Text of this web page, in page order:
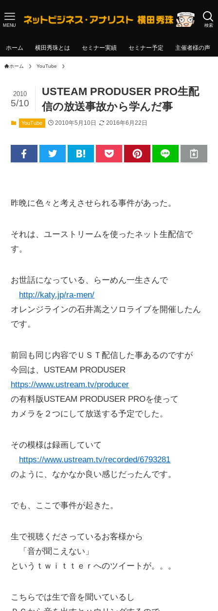
検索
MENU
ホーム 横田秀珠とは セミナー実績 セミナー予定 主催者様の声
ホーム YouTube
USTEAM PRODUSER PRO生配
信の放送事故から学んだ事
2010
5/10
YouTube 2010年5月10日 2016年6月22日
昨晩に色々と考えさせられる事件があった。
それは、ユーストリームを使ったネット生配信で
す。
お世話になっている、らーめん一生さんで
http://katy.jp/ra-men/
オレンジラインの石井嵩之ソロライブを開催したん
です。
前回も同じ内容でＵＳＴ配信した事あるのですが
今回は、USTEAM PRODUSER
https://www.ustream.tv/producer
の有料版USTEAM PRODUSER PROを使って
カメラを２つにして放送する予定でした。
その模様は録画していて
https://www.ustream.tv/recorded/6793281
のように、なかなか良い感じだったんです。
でも、ここで事件が起きた。
生で視聴くださっているお客様から
「音が聞こえない」
というｔｗｉｔｔｅｒへのツイートが。。。
こちらでは生で音を聞いているし